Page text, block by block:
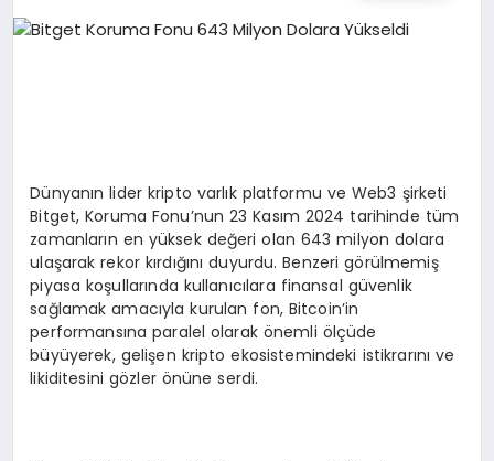
Dünyanın lider kripto varlık platformu ve Web3 şirketi
Bitget, Koruma Fonu’nun 23 Kasım 2024 tarihinde tüm
zamanların en yüksek değeri olan 643 milyon dolara
ulaşarak rekor kırdığını duyurdu. Benzeri görülmemiş
piyasa koşullarında kullanıcılara finansal güvenlik
sağlamak amacıyla kurulan fon, Bitcoin’in
performansına paralel olarak önemli ölçüde
büyüyerek, gelişen kripto ekosistemindeki istikrarını ve
likiditesini gözler önüne serdi.